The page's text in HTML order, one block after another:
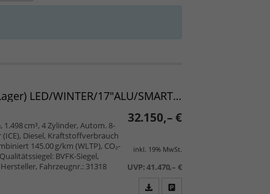
Verso TEAMPLAYER L2 1.5 D-4D 96 kW AT 7-Sitzer (Lager) LED/WINTER/17"ALU/SMART/PRIVACY/2ZK/5JGARANTIE/UVM.
32.150,– €
inkl. 19% MwSt.
UVP:41.470,– €
1.498 cm³, 4 Zylinder, Autom. 8-
Diesel, Kraftstoffverbrauch
145.00 g/km (WLTP), CO₂-
BVFK-Siegel,
Fahrzeugnr.: 31318